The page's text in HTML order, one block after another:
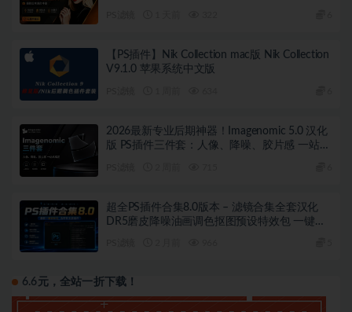
【PS插件】Nik Collection mac版 Nik Collection
V9.1.0 苹果系统中文版
2026最新专业后期神器！Imagenomic 5.0 汉化
版 PS插件三件套：人像、降噪、胶片感 一站式
超全PS插件合集8.0版本 – 滤镜合集全套汉化
DR5磨皮降噪油画调色抠图预设特效包 一键安
6.6元，全站一折下载！